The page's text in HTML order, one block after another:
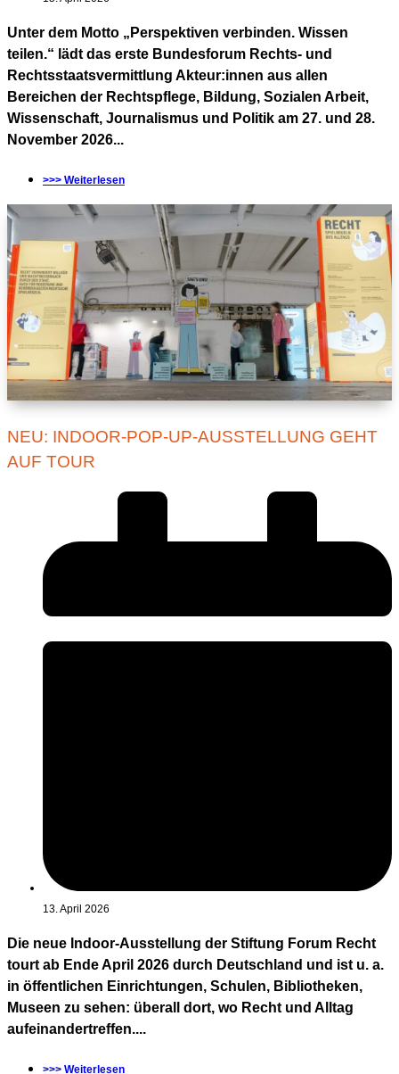
Unter dem Motto „Perspektiven verbinden. Wissen
teilen.“ lädt das erste Bundesforum Rechts- und
Rechtsstaatsvermittlung Akteur:innen aus allen
Bereichen der Rechtspflege, Bildung, Sozialen Arbeit,
Wissenschaft, Journalismus und Politik am 27. und 28.
November 2026...
>>> Weiterlesen
NEU: INDOOR-POP-UP-AUSSTELLUNG GEHT
AUF TOUR
13. April 2026
Die neue Indoor-Ausstellung der Stiftung Forum Recht
tourt ab Ende April 2026 durch Deutschland und ist u. a.
in öffentlichen Einrichtungen, Schulen, Bibliotheken,
Museen zu sehen: überall dort, wo Recht und Alltag
aufeinandertreffen....
>>> Weiterlesen